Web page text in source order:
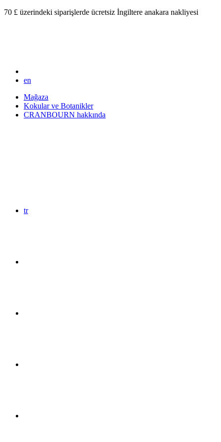
70 £ üzerindeki siparişlerde ücretsiz İngiltere anakara nakliyesi
en
Mağaza
Kokular ve Botanikler
CRANBOURN hakkında
tr